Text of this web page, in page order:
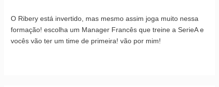
O Ribery está invertido, mas mesmo assim joga muito nessa
formação! escolha um Manager Francês que treine a SerieA e
vocês vão ter um time de primeira! vão por mim!